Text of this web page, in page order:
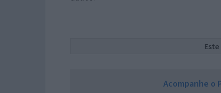
Acompanhe o